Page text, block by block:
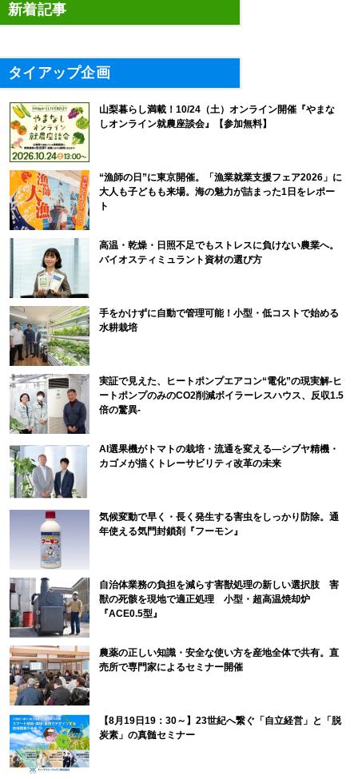
新着記事
タイアップ企画
山梨暮らし満載！10/24（土）オンライン開催『やまな
しオンライン就農座談会』【参加無料】
“漁師の日”に東京開催。「漁業就業支援フェア2026」に
大人も子どもも来場。海の魅力が詰まった1日をレポー
ト
高温・乾燥・日照不足でもストレスに負けない農業へ。
バイオスティミュラント資材の選び方
手をかけずに自動で管理可能！小型・低コストで始める
水耕栽培
実証で見えた、ヒートポンプエアコン“電化”の現実解-ヒ
ートポンプのみのCO2削減ボイラーレスハウス、反収1.5
倍の驚異-
AI選果機がトマトの栽培・流通を変える―シブヤ精機・
カゴメが描くトレーサビリティ改革の未来
気候変動で早く・長く発生する害虫をしっかり防除。通
年使える気門封鎖剤『フーモン』
自治体業務の負担を減らす害獣処理の新しい選択肢 害
獣の死骸を現地で適正処理 小型・超高温焼却炉
『ACE0.5型』
農薬の正しい知識・安全な使い方を産地全体で共有。直
売所で専門家によるセミナー開催
【8月19日19：30～】23世紀へ繋ぐ「自立経営」と「脱
炭素」の真髄セミナー